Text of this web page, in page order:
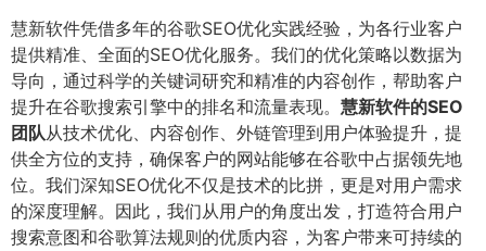
慧新软件凭借多年的谷歌SEO优化实践经验，为各行业客户
提供精准、全面的SEO优化服务。我们的优化策略以数据为
导向，通过科学的关键词研究和精准的内容创作，帮助客户
提升在谷歌搜索引擎中的排名和流量表现。 慧新软件的SEO
团队从技术优化、内容创作、外链管理到用户体验提升，提
供全方位的支持，确保客户的网站能够在谷歌中占据领先地
位。我们深知SEO优化不仅是技术的比拼，更是对用户需求
的深度理解。因此，我们从用户的角度出发，打造符合用户
搜索意图和谷歌算法规则的优质内容，为客户带来可持续的